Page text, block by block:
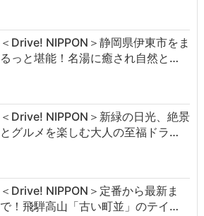
＜Drive! NIPPON＞静岡県伊東市をま
るっと堪能！名湯に癒され自然と…
＜Drive! NIPPON＞新緑の日光、絶景
とグルメを楽しむ大人の至福ドラ…
＜Drive! NIPPON＞定番から最新ま
で！飛騨高山「古い町並」のテイ…